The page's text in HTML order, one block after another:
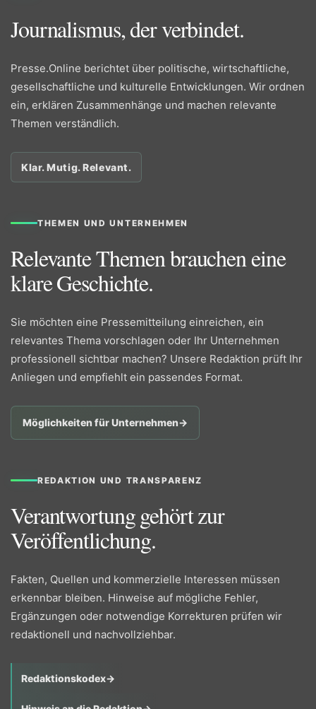
Journalismus, der verbindet.
Presse.Online berichtet über politische, wirtschaftliche,
gesellschaftliche und kulturelle Entwicklungen. Wir ordnen
ein, erklären Zusammenhänge und machen relevante
Themen verständlich.
Klar. Mutig. Relevant.
THEMEN UND UNTERNEHMEN
Relevante Themen brauchen eine
klare Geschichte.
Sie möchten eine Pressemitteilung einreichen, ein
relevantes Thema vorschlagen oder Ihr Unternehmen
professionell sichtbar machen? Unsere Redaktion prüft Ihr
Anliegen und empfiehlt ein passendes Format.
Möglichkeiten für Unternehmen→
REDAKTION UND TRANSPARENZ
Verantwortung gehört zur
Veröffentlichung.
Fakten, Quellen und kommerzielle Interessen müssen
erkennbar bleiben. Hinweise auf mögliche Fehler,
Ergänzungen oder notwendige Korrekturen prüfen wir
redaktionell und nachvollziehbar.
Redaktionskodex→